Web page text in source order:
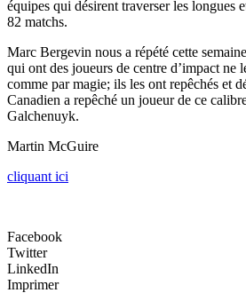
équipes qui désirent traverser les longues
82 matchs.
Marc Bergevin nous a répété cette
qui ont des joueurs de centre d’impact ne
comme par magie; ils les ont repêchés et
Canadien a repêché un joueur de ce
Galchenuyk.
Martin McGuire
cliquant ici
Facebook
Twitter
LinkedIn
Imprimer